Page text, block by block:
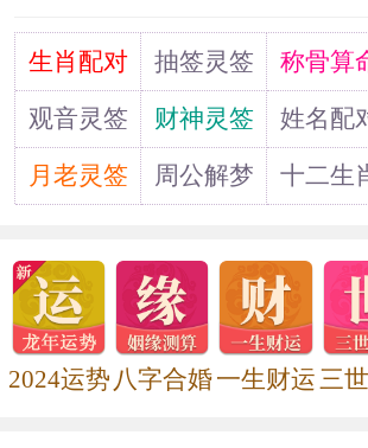
道生肖配对 抽签灵签 称骨算
观音灵签
财神灵签 姓名配
月老灵签
周公解梦 十二生
2024运势 八字合婚一生财运 三